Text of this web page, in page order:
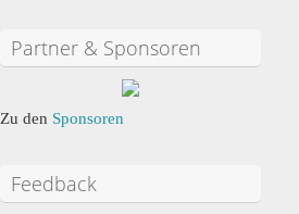
Partner & Sponsoren
Zu den Sponsoren
Feedback